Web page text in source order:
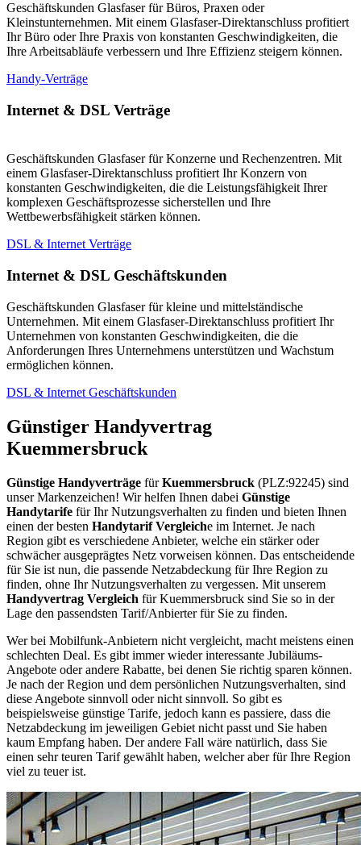
Geschäftskunden Glasfaser für Büros, Praxen oder
Kleinstunternehmen. Mit einem Glasfaser-Direktanschluss profitiert
Ihr Büro oder Ihre Praxis von konstanten Geschwindigkeiten, die
Ihre Arbeitsabläufe verbessern und Ihre Effizienz steigern können.
Handy-Verträge
Internet & DSL Verträge
Geschäftskunden Glasfaser für Konzerne und Rechenzentren. Mit
einem Glasfaser-Direktanschluss profitiert Ihr Konzern von
konstanten Geschwindigkeiten, die die Leistungsfähigkeit Ihrer
komplexen Geschäftsprozesse sicherstellen und Ihre
Wettbewerbsfähigkeit stärken können.
DSL & Internet Verträge
Internet & DSL Geschäftskunden
Geschäftskunden Glasfaser für kleine und mittelständische
Unternehmen. Mit einem Glasfaser-Direktanschluss profitiert Ihr
Unternehmen von konstanten Geschwindigkeiten, die die
Anforderungen Ihres Unternehmens unterstützen und Wachstum
ermöglichen können.
DSL & Internet Geschäftskunden
Günstiger Handyvertrag
Kuemmersbruck
Günstige Handyverträge fürKuemmersbruck (PLZ:92245) sind
unser Markenzeichen! Wir helfen Ihnen dabei Günstige
Handytarife für Ihr Nutzungsverhalten zu finden und bieten Ihnen
einen der besten Handytarif Vergleiche im Internet. Je nach
Region gibt es verschiedene Anbieter, welche ein stärker oder
schwächer ausgeprägtes Netz vorweisen können. Das entscheidende
für Sie ist nun, die passende Netzabdeckung für Ihre Region zu
finden, ohne Ihr Nutzungsverhalten zu vergessen. Mit unserem
Handyvertrag Vergleich für Kuemmersbruck sind Sie so in der
Lage den passendsten Tarif/Anbierter für Sie zu finden.
Wer bei Mobilfunk-Anbietern nicht vergleicht, macht meistens einen
schlechten Deal. Es gibt immer wieder interessante Jubiläums-
Angebote oder andere Rabatte, bei denen Sie richtig sparen können.
Je nach der Region und dem persönlichen Nutzungsverhalten, sind
diese Angebote sinnvoll oder nicht sinnvoll. So gibt es
beispielsweise günstige Tarife, jedoch kann es passiere, dass die
Netzabdeckung im jeweiligen Gebiet nicht passt und Sie haben
kaum Empfang haben. Der andere Fall wäre natürlich, dass Sie
einen sehr teuren Tarif gewählt haben, welcher aber für Ihre Region
viel zu teuer ist.